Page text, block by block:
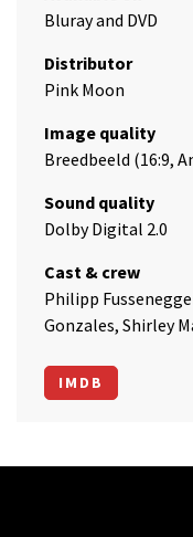
Bluray and DVD
Distributor
Pink Moon
Image quality
Breedbeeld (16:9,
Sound quality
Dolby Digital 2.0
Cast & crew
Philipp
Gonzales, Shirley
IMDB